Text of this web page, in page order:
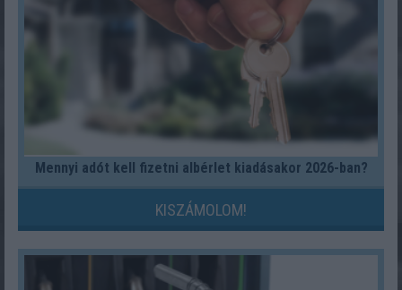
Mennyi adót kell fizetni albérlet kiadásakor 2026-ban?
KISZÁMOLOM!